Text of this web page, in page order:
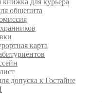
для курьера
общепита
карта
допуска к Гостайне